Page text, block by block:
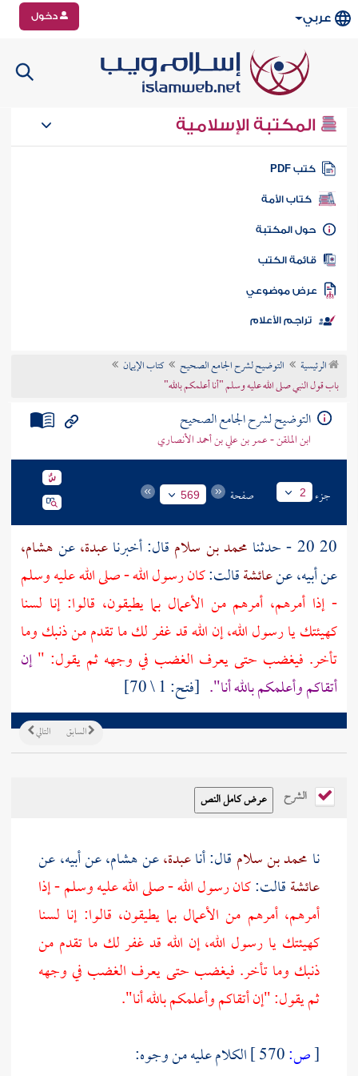
عربي دخول
المكتبة الإسلامية
كتب PDF
كتاب الأمة
المكتبة
الكتب
موضوعي
تراجم الأعلام
الرئيسية التوضيح لشرح الجامع الصحيح
كتاب الإيمان
باب قول النبي صلى الله عليه وسلم "أنا أعلمكم بالله"
التوضيح لشرح الجامع الصحيح
ابن الملقن - عمر بن علي بن أحمد الأنصاري
جزء 2 صفحة 569
20 20 - حدثنا محمد بن سلام قال: أخبرناعبدة،عنهشام،
عن أبيه، عنعائشةقالت:كان رسول الله - صلى الله عليه وسلم
- إذا أمرهم، أمرهم من الأعمال بما يطيقون، قالوا: إنا لسنا
كهيئتك يا رسول الله، إن الله قد غفر لك ما تقدم من ذنبك وما
تأخر. فيغضب حتى يعرف الغضب في وجهه ثم يقول: "إن
أتقاكم وأعلمكم بالله أنا". [فتح: 1 \ 70]
التالي السابق
الشرح
نا محمد بن سلام قال: أناعبدة،عنهشام،عن أبيه، عن
عائشةقالت:كان رسول الله - صلى الله عليه وسلم - إذا
أمرهم، أمرهم من الأعمال بما يطيقون، قالوا: إنا لسنا
كهيئتك يا رسول الله، إن الله قد غفر لك ما تقدم من
ذنبك وما تأخر. فيغضب حتى يعرف الغضب في وجهه
ثم يقول: "إن أتقاكم وأعلمكم بالله أنا".
[ص:
الكلام عليه من وجوه: